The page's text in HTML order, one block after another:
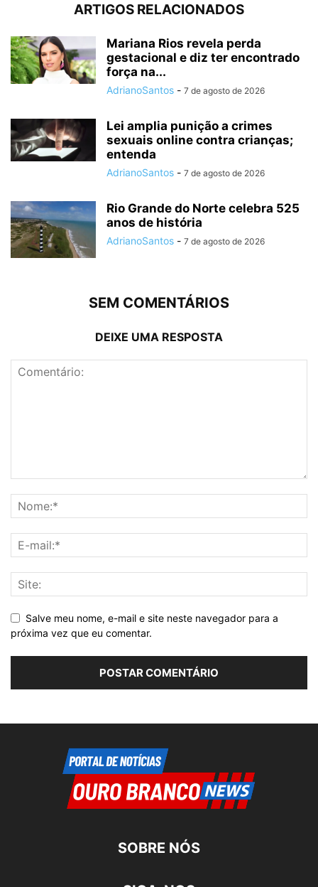
ARTIGOS RELACIONADOS
Mariana Rios revela perda
gestacional e diz ter encontrado
força na...
AdrianoSantos - 7 de agosto de 2026
Lei amplia punição a crimes
sexuais online contra crianças;
entenda
AdrianoSantos - 7 de agosto de 2026
Rio Grande do Norte celebra 525
anos de história
AdrianoSantos - 7 de agosto de 2026
SEM COMENTÁRIOS
DEIXE UMA RESPOSTA
Salve meu nome, e-mail e site neste navegador para a
próxima vez que eu comentar.
SOBRE NÓS